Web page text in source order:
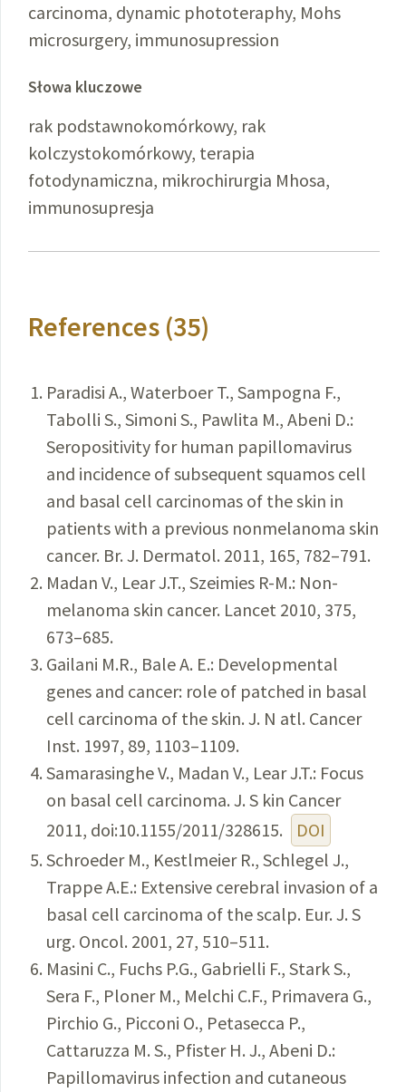
carcinoma, dynamic phototeraphy, Mohs
microsurgery, immunosupression
Słowa kluczowe
rak podstawnokomórkowy, rak
kolczystokomórkowy, terapia
fotodynamiczna, mikrochirurgia Mhosa,
immunosupresja
References (35)
Paradisi A., Waterboer T., Sampogna F.,
Tabolli S., Simoni S., Pawlita M., Abeni D.:
Seropositivity for human papillomavirus
and incidence of subsequent squamos cell
and basal cell carcinomas of the skin in
patients with a previous nonmelanoma skin
cancer. Br. J. Dermatol. 2011, 165, 782–791.
Madan V., Lear J.T., Szeimies R-M.: Non-
melanoma skin cancer. Lancet 2010, 375,
673–685.
Gailani M.R., Bale A. E.: Developmental
genes and cancer: role of patched in basal
cell carcinoma of the skin. J. N atl. Cancer
Inst. 1997, 89, 1103–1109.
Samarasinghe V., Madan V., Lear J.T.: Focus
on basal cell carcinoma. J. S kin Cancer
2011, doi:10.1155/2011/328615.
DOI
Schroeder M., Kestlmeier R., Schlegel J.,
Trappe A.E.: Extensive cerebral invasion of a
basal cell carcinoma of the scalp. Eur. J. S
urg. Oncol. 2001, 27, 510–511.
Masini C., Fuchs P.G., Gabrielli F., Stark S.,
Sera F., Ploner M., Melchi C.F., Primavera G.,
Pirchio G., Picconi O., Petasecca P.,
Cattaruzza M. S., Pfister H. J., Abeni D.:
Papillomavirus infection and cutaneous